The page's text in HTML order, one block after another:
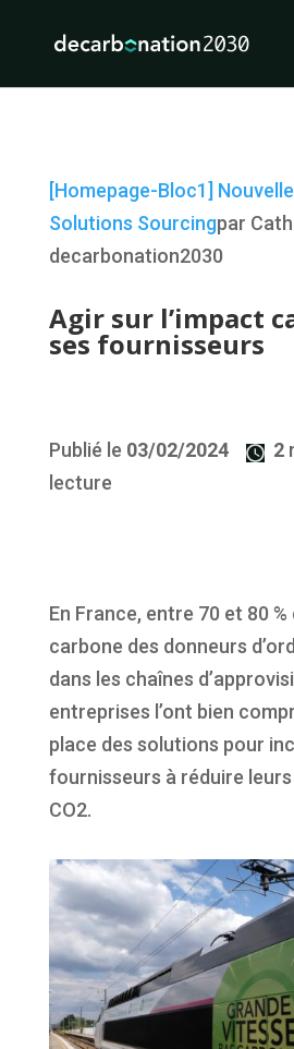
[Homepage-Bloc1]
Solutions Sourcingpar
decarbonation2030
Agir sur l’impact
ses fournisseurs
Publié le 03/02/2024 2
lecture
En France, entre 70 et 80 %
carbone des donneurs
dans les chaînes
entreprises l’ont bien
place des solutions pour
fournisseurs à réduire leurs
CO2.